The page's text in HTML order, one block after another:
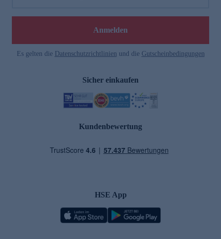
Anmelden
Es gelten die Datenschutzrichtlinien und die Gutscheinbedingungen
Sicher einkaufen
Kundenbewertung
HSE App